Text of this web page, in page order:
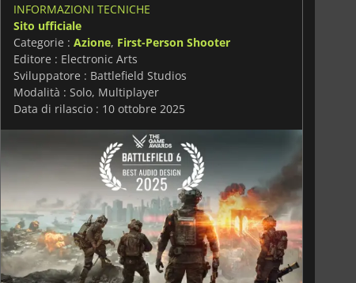
INFORMAZIONI TECNICHE
Sito ufficiale
Categorie : Azione, First-Person Shooter
Editore : Electronic Arts
Sviluppatore : Battlefield Studios
Modalità : Solo, Multiplayer
Data di rilascio : 10 ottobre 2025